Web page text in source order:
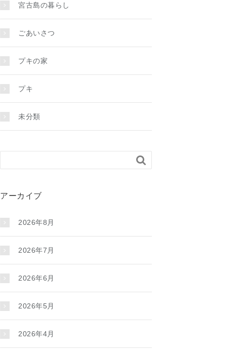
宮古島の暮らし
ごあいさつ
プキの家
プキ
未分類

アーカイブ
2026年8月
2026年7月
2026年6月
2026年5月
2026年4月